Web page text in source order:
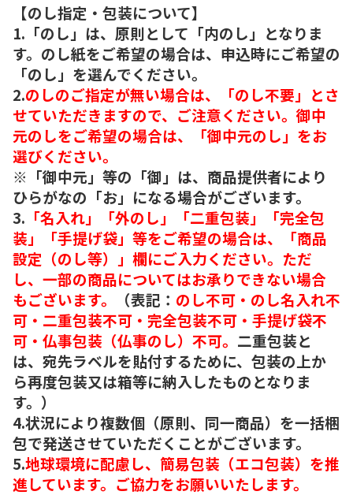
【のし指定・包装について】
1.「のし」は、原則として「内のし」となりま
す。のし紙をご希望の場合は、申込時にご希望の
「のし」を選んでください。
2.のしのご指定が無い場合は、「のし不要」とさ
せていただきますので、ご注意ください。御中
元のしをご希望の場合は、「御中元のし」をお
選びください。
※「御中元」等の「御」は、商品提供者により
ひらがなの「お」になる場合がございます。
3. 「名入れ」「外のし」「二重包装」「完全包
装」「手提げ袋」等をご希望の場合は、「商品
設定（のし等）」欄にご入力ください。ただ
し、一部の商品についてはお承りできない場合
もございます。
（表記： のし不可・のし名入れ不
可・二重包装不可・完全包装不可・手提げ袋不
可・仏事包装（仏事のし）不可。 二重包装と
は、宛先ラベルを貼付するために、包装の上か
ら再度包装又は箱等に納入したものとなりま
す。）
4.状況により複数個（原則、同一商品）を一括梱
包で発送させていただくことがございます。
5.地球環境に配慮し、簡易包装（エコ包装）を推
進しています。ご協力をお願いいたします。